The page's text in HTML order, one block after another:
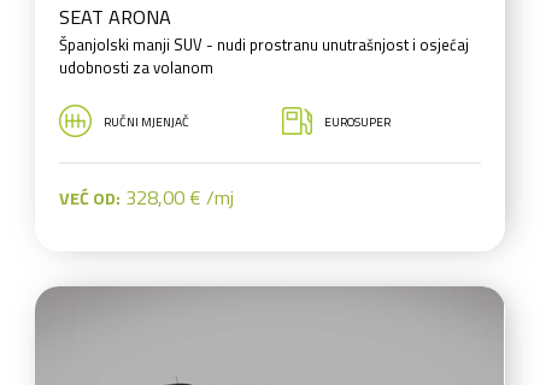
SEAT ARONA
Španjolski manji SUV - nudi prostranu unutrašnjost i osjećaj
udobnosti za volanom
RUČNI MJENJAČ EUROSUPER
VEĆ OD: 328,00 € /mj